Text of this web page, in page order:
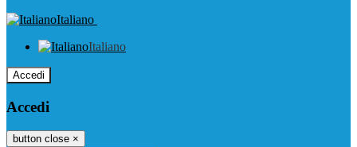
Italiano
Italiano
Accedi
Accedi
button close ×